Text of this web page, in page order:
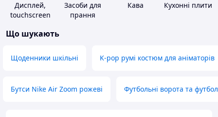
Дисплей,
touchscreen
Засоби для
прання
Кава Кухонні плити
Що шукають
Щоденники шкільні K-pop румі костюм для аніматорів
Бутси Nike Air Zoom рожеві Футбольні ворота та